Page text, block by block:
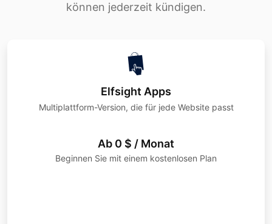
können jederzeit kündigen.
Elfsight Apps
Multiplattform-Version, die für jede Website passt
Ab 0 $ / Monat
Beginnen Sie mit einem kostenlosen Plan